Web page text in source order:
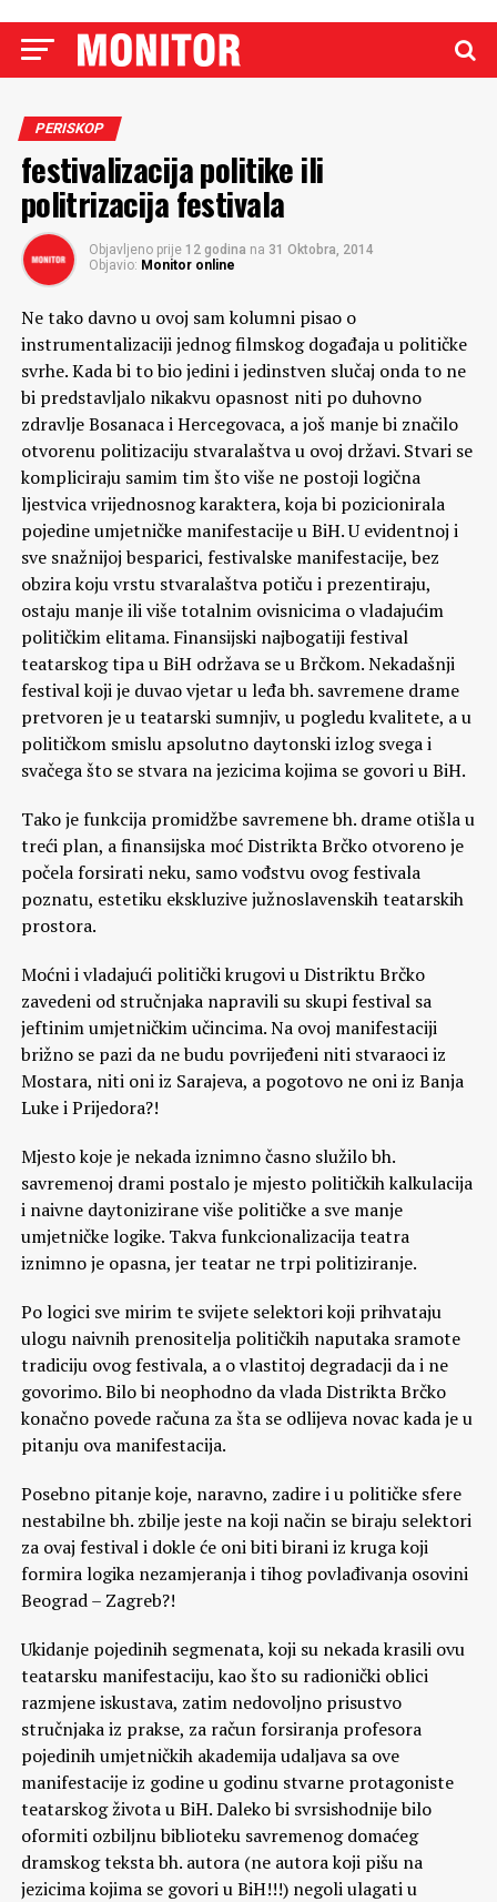
PERISKOP
festivalizacija politike ili
politrizacija festivala
Objavljeno prije 12 godina na 31 Oktobra, 2014
Objavio: Monitor online
Ne tako davno u ovoj sam kolumni pisao o
instrumentalizaciji jednog filmskog događaja u političke
svrhe. Kada bi to bio jedini i jedinstven slučaj onda to ne
bi predstavljalo nikakvu opasnost niti po duhovno
zdravlje Bosanaca i Hercegovaca, a još manje bi značilo
otvorenu politizaciju stvaralaštva u ovoj državi. Stvari se
kompliciraju samim tim što više ne postoji logična
ljestvica vrijednosnog karaktera, koja bi pozicionirala
pojedine umjetničke manifestacije u BiH. U evidentnoj i
sve snažnijoj besparici, festivalske manifestacije, bez
obzira koju vrstu stvaralaštva potiču i prezentiraju,
ostaju manje ili više totalnim ovisnicima o vladajućim
političkim elitama. Finansijski najbogatiji festival
teatarskog tipa u BiH održava se u Brčkom. Nekadašnji
festival koji je duvao vjetar u leđa bh. savremene drame
pretvoren je u teatarski sumnjiv, u pogledu kvalitete, a u
političkom smislu apsolutno daytonski izlog svega i
svačega što se stvara na jezicima kojima se govori u BiH.
Tako je funkcija promidžbe savremene bh. drame otišla u
treći plan, a finansijska moć Distrikta Brčko otvoreno je
počela forsirati neku, samo vođstvu ovog festivala
poznatu, estetiku ekskluzive južnoslavenskih teatarskih
prostora.
Moćni i vladajući politički krugovi u Distriktu Brčko
zavedeni od stručnjaka napravili su skupi festival sa
jeftinim umjetničkim učincima. Na ovoj manifestaciji
brižno se pazi da ne budu povrijeđeni niti stvaraoci iz
Mostara, niti oni iz Sarajeva, a pogotovo ne oni iz Banja
Luke i Prijedora?!
Mjesto koje je nekada iznimno časno služilo bh.
savremenoj drami postalo je mjesto političkih kalkulacija
i naivne daytonizirane više političke a sve manje
umjetničke logike. Takva funkcionalizacija teatra
iznimno je opasna, jer teatar ne trpi politiziranje.
Po logici sve mirim te svijete selektori koji prihvataju
ulogu naivnih prenositelja političkih naputaka sramote
tradiciju ovog festivala, a o vlastitoj degradacji da i ne
govorimo. Bilo bi neophodno da vlada Distrikta Brčko
konačno povede računa za šta se odlijeva novac kada je u
pitanju ova manifestacija.
Posebno pitanje koje, naravno, zadire i u političke sfere
nestabilne bh. zbilje jeste na koji način se biraju selektori
za ovaj festival i dokle će oni biti birani iz kruga koji
formira logika nezamjeranja i tihog povlađivanja osovini
Beograd – Zagreb?!
Ukidanje pojedinih segmenata, koji su nekada krasili ovu
teatarsku manifestaciju, kao što su radionički oblici
razmjene iskustava, zatim nedovoljno prisustvo
stručnjaka iz prakse, za račun forsiranja profesora
pojedinih umjetničkih akademija udaljava sa ove
manifestacije iz godine u godinu stvarne protagoniste
teatarskog života u BiH. Daleko bi svrsishodnije bilo
oformiti ozbiljnu biblioteku savremenog domaćeg
dramskog teksta bh. autora (ne autora koji pišu na
jezicima kojima se govori u BiH!!!) negoli ulagati u